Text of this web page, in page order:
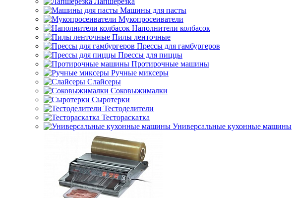
Машины для пасты
Мукопросеиватели
Наполнители колбасок
Пилы ленточные
Прессы для гамбургеров
Прессы для пиццы
Протирочные машины
Ручные миксеры
Слайсеры
Соковыжималки
Сыротерки
Тестоделители
Тестораскатка
Универсальные кухонные машины